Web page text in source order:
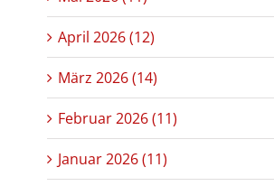
April 2026 (12)
März 2026 (14)
Februar 2026 (11)
Januar 2026 (11)